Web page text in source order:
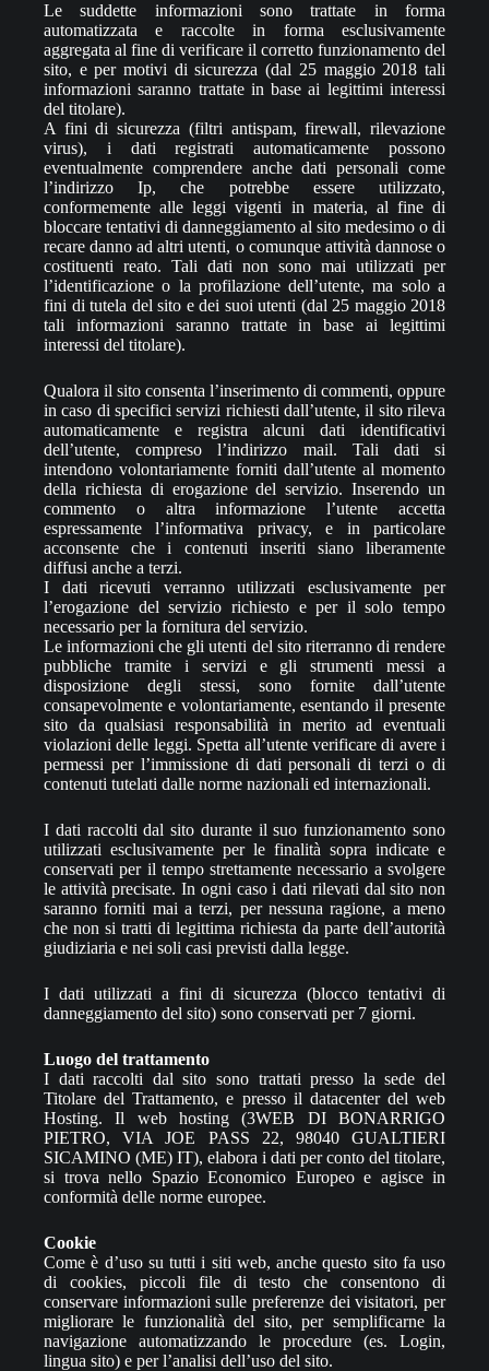
Le suddette informazioni sono trattate in forma
automatizzata e raccolte in forma esclusivamente
aggregata al fine di verificare il corretto funzionamento del
sito, e per motivi di sicurezza (dal 25 maggio 2018 tali
informazioni saranno trattate in base ai legittimi interessi
del titolare).
A fini di sicurezza (filtri antispam, firewall, rilevazione
virus), i dati registrati automaticamente possono
eventualmente comprendere anche dati personali come
l’indirizzo Ip, che potrebbe essere utilizzato,
conformemente alle leggi vigenti in materia, al fine di
bloccare tentativi di danneggiamento al sito medesimo o di
recare danno ad altri utenti, o comunque attività dannose o
costituenti reato. Tali dati non sono mai utilizzati per
l’identificazione o la profilazione dell’utente, ma solo a
fini di tutela del sito e dei suoi utenti (dal 25 maggio 2018
tali informazioni saranno trattate in base ai legittimi
interessi del titolare).
Qualora il sito consenta l’inserimento di commenti, oppure
in caso di specifici servizi richiesti dall’utente, il sito rileva
automaticamente e registra alcuni dati identificativi
dell’utente, compreso l’indirizzo mail. Tali dati si
intendono volontariamente forniti dall’utente al momento
della richiesta di erogazione del servizio. Inserendo un
commento o altra informazione l’utente accetta
espressamente l’informativa privacy, e in particolare
acconsente che i contenuti inseriti siano liberamente
diffusi anche a terzi.
I dati ricevuti verranno utilizzati esclusivamente per
l’erogazione del servizio richiesto e per il solo tempo
necessario per la fornitura del servizio.
Le informazioni che gli utenti del sito riterranno di rendere
pubbliche tramite i servizi e gli strumenti messi a
disposizione degli stessi, sono fornite dall’utente
consapevolmente e volontariamente, esentando il presente
sito da qualsiasi responsabilità in merito ad eventuali
violazioni delle leggi. Spetta all’utente verificare di avere i
permessi per l’immissione di dati personali di terzi o di
contenuti tutelati dalle norme nazionali ed internazionali.
I dati raccolti dal sito durante il suo funzionamento sono
utilizzati esclusivamente per le finalità sopra indicate e
conservati per il tempo strettamente necessario a svolgere
le attività precisate. In ogni caso i dati rilevati dal sito non
saranno forniti mai a terzi, per nessuna ragione, a meno
che non si tratti di legittima richiesta da parte dell’autorità
giudiziaria e nei soli casi previsti dalla legge.
I dati utilizzati a fini di sicurezza (blocco tentativi di
danneggiamento del sito) sono conservati per 7 giorni.
Luogo del trattamento
I dati raccolti dal sito sono trattati presso la sede del
Titolare del Trattamento, e presso il datacenter del web
Hosting. Il web hosting (3WEB DI BONARRIGO
PIETRO, VIA JOE PASS 22, 98040 GUALTIERI
SICAMINO (ME) IT), elabora i dati per conto del titolare,
si trova nello Spazio Economico Europeo e agisce in
conformità delle norme europee.
Cookie
Come è d’uso su tutti i siti web, anche questo sito fa uso
di cookies, piccoli file di testo che consentono di
conservare informazioni sulle preferenze dei visitatori, per
migliorare le funzionalità del sito, per semplificarne la
navigazione automatizzando le procedure (es. Login,
lingua sito) e per l’analisi dell’uso del sito.